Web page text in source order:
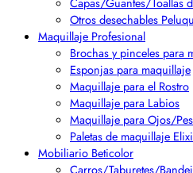
Otros desechables
Maquillaje Profesional
Brochas y pinceles para
Esponjas para maquillaje
Maquillaje para el Rostro
Maquillaje para Labios
Maquillaje para Ojos/
Paletas de maquillaje
Mobiliario Beticolor
Carros/Taburetes/